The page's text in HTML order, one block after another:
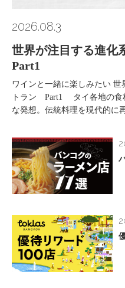
2026.08.3
世界が注目する進化
Part1
ワインと一緒に楽しみたい
トラン Part1 タイ各地の食
な発想。伝統料理を現代的に